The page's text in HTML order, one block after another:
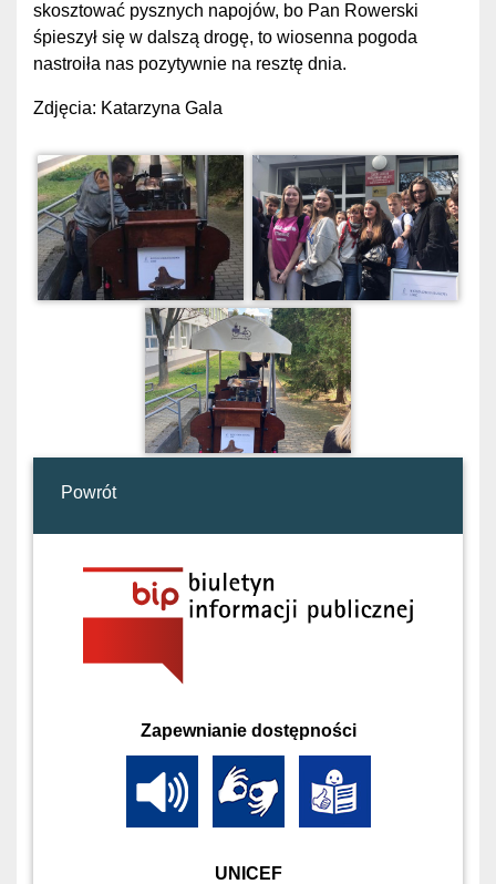
skosztować pysznych napojów, bo Pan Rowerski
śpieszył się w dalszą drogę, to wiosenna pogoda
nastroiła nas pozytywnie na resztę dnia.
Zdjęcia: Katarzyna Gala
Powrót
Zapewnianie dostępności
UNICEF